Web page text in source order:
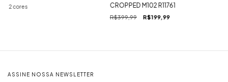
2 cores CROPPED M102 R11761
R$399,99 R$199,99
ASSINE NOSSA NEWSLETTER